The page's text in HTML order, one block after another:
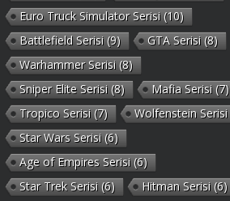
Euro Truck Simulator Serisi (10)
Battlefield Serisi (9) GTA Serisi (8)
Warhammer Serisi (8)
Sniper Elite Serisi (8) Mafia Serisi (7)
Tropico Serisi (7) Wolfenstein Serisi
Star Wars Serisi (6)
Age of Empires Serisi (6)
Star Trek Serisi (6) Hitman Serisi (6)